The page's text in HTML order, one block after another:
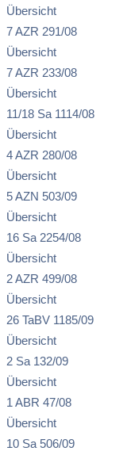
Übersicht
7 AZR 291/08
Übersicht
7 AZR 233/08
Übersicht
11/18 Sa 1114/08
Übersicht
4 AZR 280/08
Übersicht
5 AZN 503/09
Übersicht
16 Sa 2254/08
Übersicht
2 AZR 499/08
Übersicht
26 TaBV 1185/09
Übersicht
2 Sa 132/09
Übersicht
1 ABR 47/08
Übersicht
10 Sa 506/09